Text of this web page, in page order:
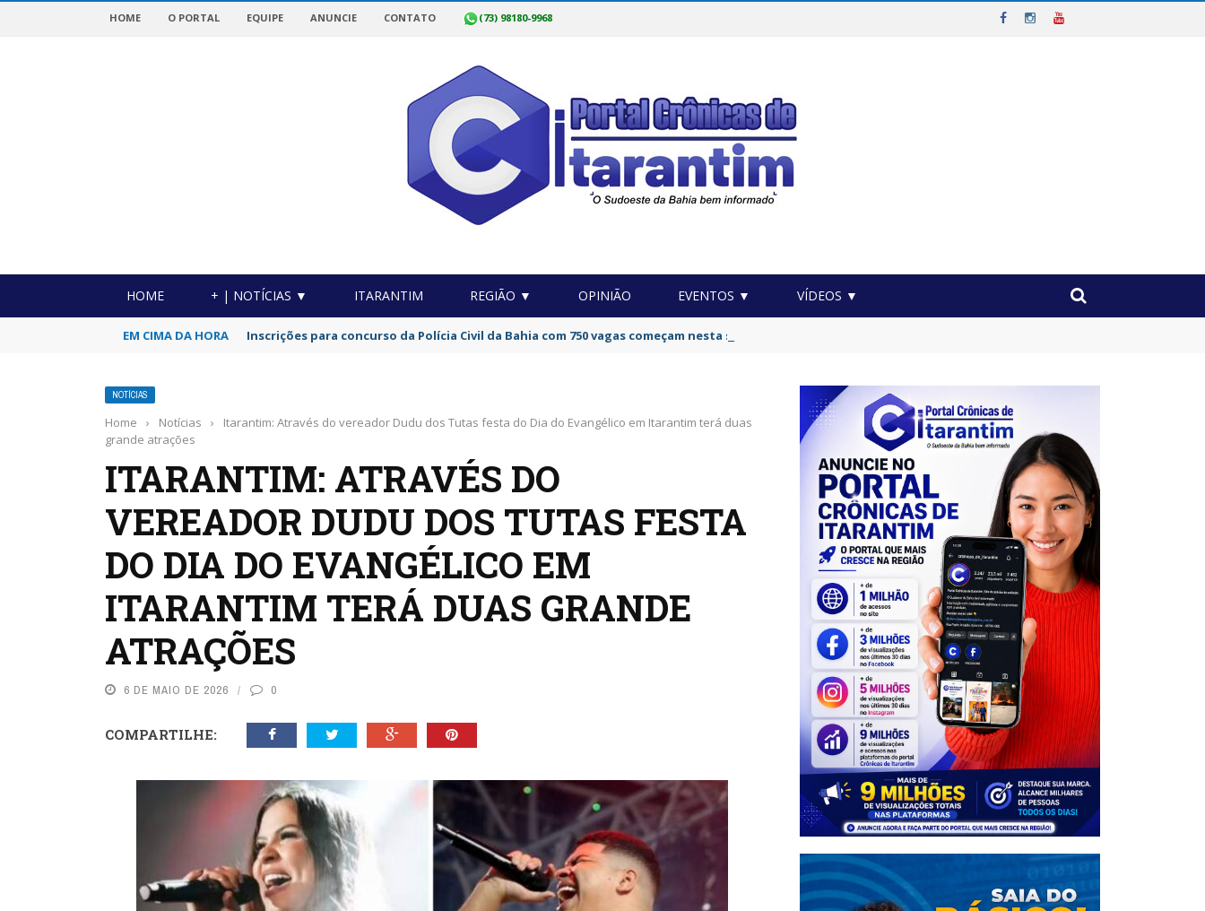
DA REGIÃO!
HOME O PORTAL EQUIPE ANUNCIE CONTATO (73) 98180-9968
HOME + | NOTÍCIAS ▼ ITARANTIM REGIÃO ▼ OPINIÃO EVENTOS ▼ VÍDEOS ▼
EM CIMA DA HORA Inscrições para concurso da Polícia Civil da Bahia com 750 vagas começam nesta sexta-feira
NOTÍCIAS
Home › Notícias ›
Itarantim: Através do vereador Dudu dos Tutas festa do Dia do Evangélico em Itarantim terá duas
grande atrações
ITARANTIM: ATRAVÉS DO
VEREADOR DUDU DOS TUTAS FESTA
DO DIA DO EVANGÉLICO EM
ITARANTIM TERÁ DUAS GRANDE
ATRAÇÕES
6 DE MAIO DE 2026 0
COMPARTILHE: